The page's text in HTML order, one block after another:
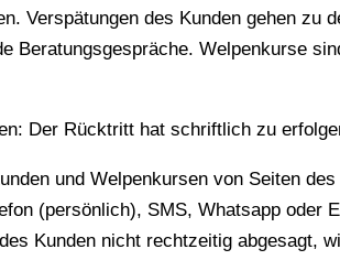
Verspätungen des Kunden gehen
Beratungsgespräche. Welpenkurse
Der Rücktritt hat schriftlich zu
und Welpenkursen von Seiten
(persönlich), SMS, Whatsapp
Kunden nicht rechtzeitig abgesagt,